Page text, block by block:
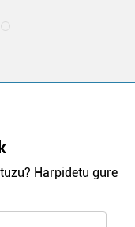
Harpidetu gure